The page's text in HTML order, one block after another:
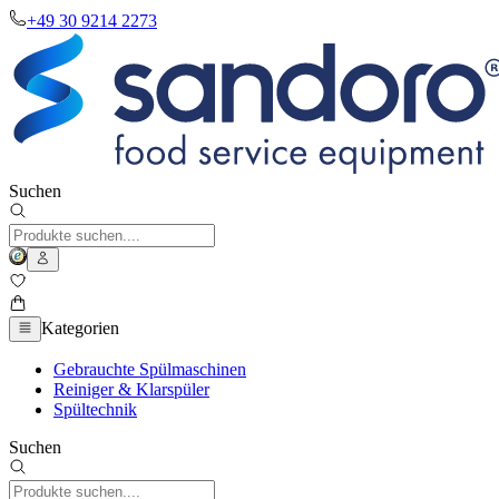
+49 30 9214 2273
Suchen
Kategorien
Gebrauchte Spülmaschinen
Reiniger & Klarspüler
Spültechnik
Suchen